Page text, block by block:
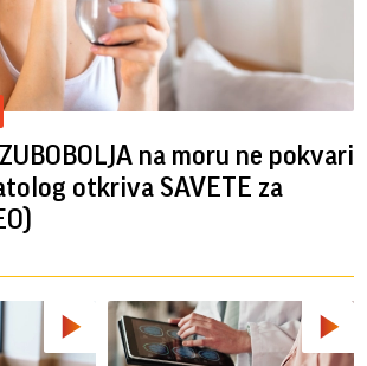
na moru ne pokvari
otkriva SAVETE za